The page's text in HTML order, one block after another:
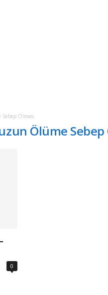
Olması
Ölüme Sebep
0